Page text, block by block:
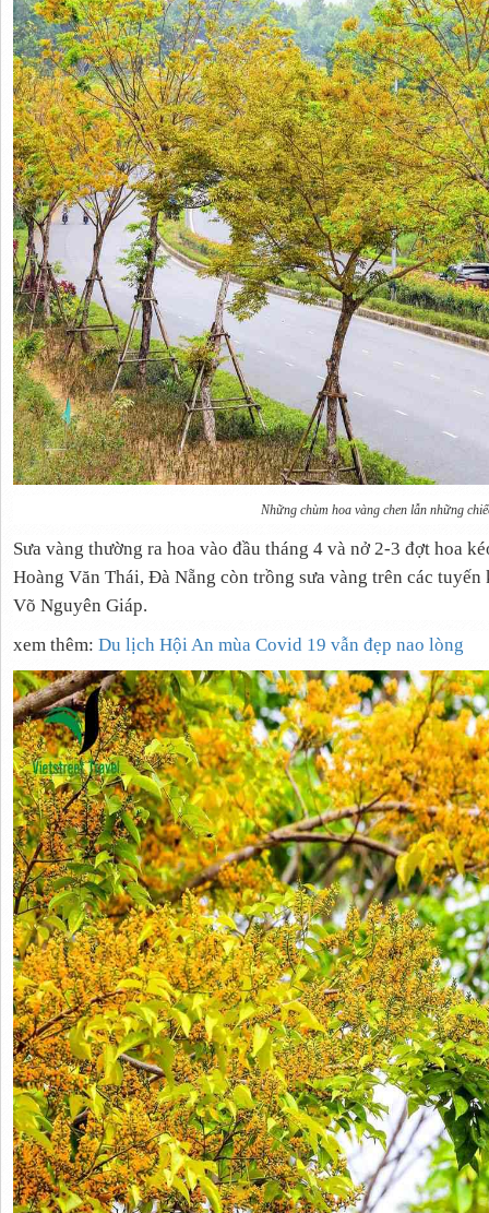
Những chùm hoa vàng chen lẫn những
Sưa vàng thường ra hoa vào đầu tháng 4 và nở 2-3 đợt hoa
Hoàng Văn Thái, Đà Nẵng còn trồng sưa vàng trên các
Võ Nguyên Giáp.
xem thêm: Du lịch Hội An mùa Covid 19 vẫn đẹp nao lòng